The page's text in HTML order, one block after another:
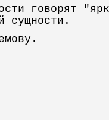
говорят
сущности.